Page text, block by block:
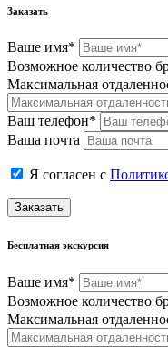
Заказать
Ваше имя*
Возможное количество
Максимальная
Ваш телефон*
Ваша почта
Я согласен с
Заказать
Бесплатная экскурсия
Ваше имя*
Возможное количество
Максимальная